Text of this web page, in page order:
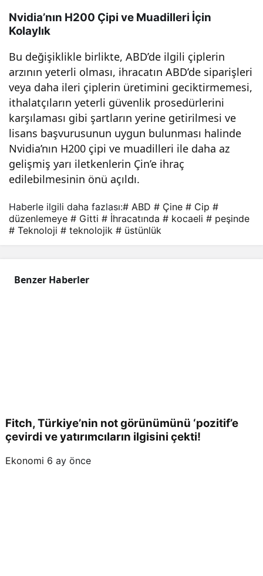
Nvidia’nın H200 Çipi ve Muadilleri İçin
Kolaylık
Bu değişiklikle birlikte, ABD’de ilgili çiplerin
arzının yeterli olması, ihracatın ABD’de siparişleri
veya daha ileri çiplerin üretimini geciktirmemesi,
ithalatçıların yeterli güvenlik prosedürlerini
karşılaması gibi şartların yerine getirilmesi ve
lisans başvurusunun uygun bulunması halinde
Nvidia’nın H200 çipi ve muadilleri ile daha az
gelişmiş yarı iletkenlerin Çin’e ihraç
edilebilmesinin önü açıldı.
gitti
,
tekn
oloji
k
ünlü
peşi
Haberle ilgili daha fazlası:# ABD # Çine # Cip #
düzenlemeye # Gitti # İhracatında # kocaeli # peşinde
# Teknoloji # teknolojik # üstünlük
Benzer Haberler
Fitch, Türkiye’nin not görünümünü ‘pozitif’e
çevirdi ve yatırımcıların ilgisini çekti!
Ekonomi 6 ay önce